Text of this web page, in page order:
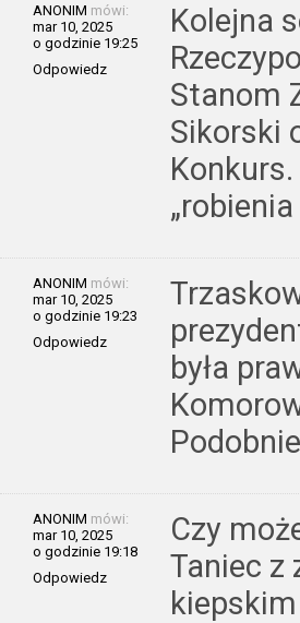
ANONIM mówi:
mar 10, 2025
o godzinie 19:25
Odpowiedz
Kolejna
Stanom
Sikorski
ANONIM mówi:
mar 10, 2025
o godzinie 19:23
Odpowiedz
była
ANONIM mówi:
mar 10, 2025
o godzinie 19:18
Odpowiedz
Czy
Taniec z